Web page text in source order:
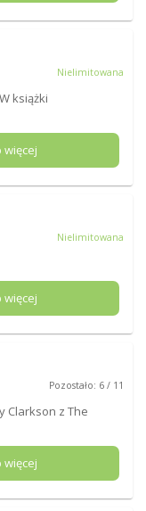
Nielimitowana
książki
więcej
Nielimitowana
więcej
Pozostało: 6 / 11
Clarkson z The
więcej